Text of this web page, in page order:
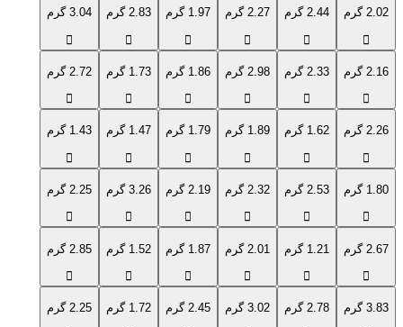
2.02 گرم 2.44 گرم 2.27 گرم 1.97 گرم 2.83 گرم 3.04 گرم
2.16 گرم 2.33 گرم 2.98 گرم 1.86 گرم 1.73 گرم 2.72 گرم
2.26 گرم 1.62 گرم 1.89 گرم 1.79 گرم 1.47 گرم 1.43 گرم
1.80 گرم 2.53 گرم 2.32 گرم 2.19 گرم 3.26 گرم 2.25 گرم
2.67 گرم 1.21 گرم 2.01 گرم 1.87 گرم 1.52 گرم 2.85 گرم
3.83 گرم 2.78 گرم 3.02 گرم 2.45 گرم 1.72 گرم 2.25 گرم